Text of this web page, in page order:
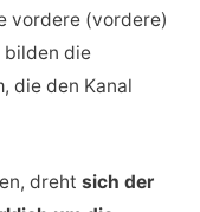
vordere (vordere)
bilden die
die den Kanal
dreht sich der